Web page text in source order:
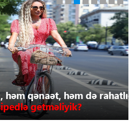
qənaət, həm də rahatlıq
getməliyik?